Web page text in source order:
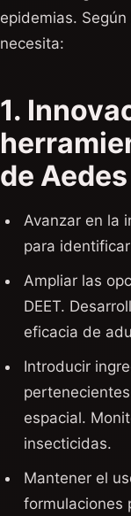
epidemias.
necesita:
1.
de
Avanzar en la
para
Ampliar las
DEET.
eficacia de
Introducir
espacial.
insecticidas.
Mantener el
formulaciones